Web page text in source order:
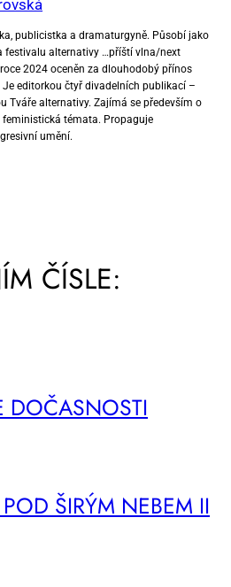
publicistka a dramaturgyně. Působí jako
festivalu alternativy …příští vlna/next
2024 oceněn za dlouhodobý přínos
Je editorkou čtyř divadelních publikací –
Tváře alternativy. Zajímá se především o
témata. Propaguje
umění.
ČÍSLE:
DO­ČAS­NOS­TI
ŠI­RÝM NE­BEM II